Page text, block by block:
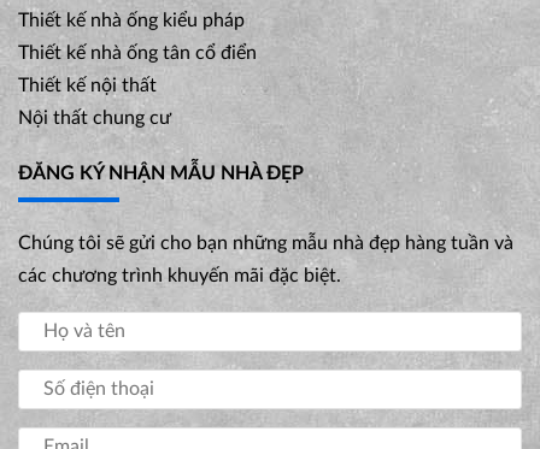
Thiết kế nhà ống kiểu pháp
Thiết kế nhà ống tân cổ điển
Thiết kế nội thất
Nội thất chung cư
ĐĂNG KÝ NHẬN MẪU NHÀ ĐẸP
Chúng tôi sẽ gửi cho bạn những mẫu nhà đẹp hàng tuần và
các chương trình khuyến mãi đặc biệt.